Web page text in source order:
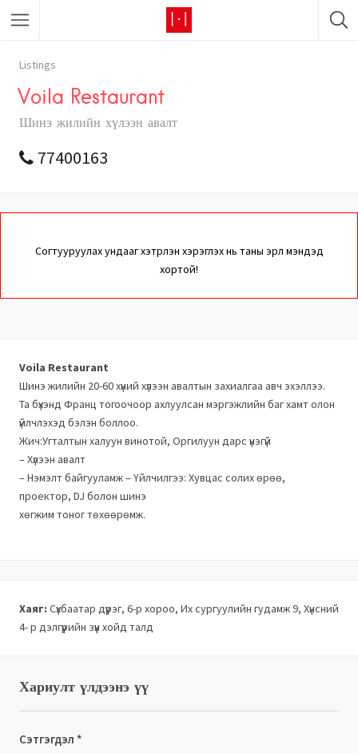
Listings
Voila Restaurant
Шинэ жилийн хүлээн авалт
77400163
Согтууруулах ундааг хэтрүүлэн хэрэглэх нь таны эрүүл мэндэд
хортой!
Voila Restaurant
Шинэ жилийн 20-60 хүний хүлээн авалтын захиалгаа авч эхэллээ.
Та бүхэнд Франц тогоочоор ахлуулсан мэргэжлийн баг хамт олон
үйлчлэхэд бэлэн боллоо.
Жич:Угталтын халуун винотой, Оргилуун дарс үнэгүй
– Хүлээн авалт
– Нэмэлт байгууламж – Үйлчилгээ: Хувцас солих өрөө,
проектор, DJ болон шинэ
хөгжим тоног төхөөрөмж.
Хаяг: Сүхбаатар дүүрэг, 6-р хороо, Их сургуулийн гудамж 9, Хүнсний
4- р дэлгүүрийн зүүн хойд талд
Хариулт үлдээнэ үү
Сэтгэгдэл *